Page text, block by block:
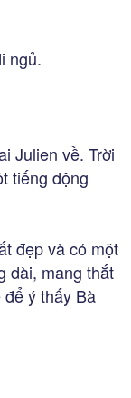
ngủ.
Julien về. Trời
tiếng động
đẹp và có một
dài, mang thắt
ý thấy Bà